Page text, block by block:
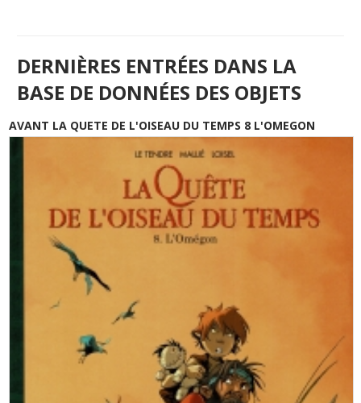
DERNIÈRES ENTRÉES DANS LA
BASE DE DONNÉES DES OBJETS
AVANT LA QUETE DE L'OISEAU DU TEMPS 8 L'OMEGON